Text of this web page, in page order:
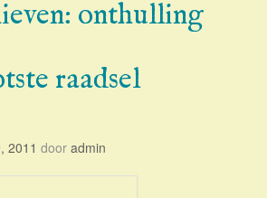
onthulling
raadsel
2011 door admin